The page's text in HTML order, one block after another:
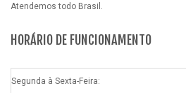
Atendemos todo Brasil.
HORÁRIO DE FUNCIONAMENTO
Segunda à Sexta-Feira: